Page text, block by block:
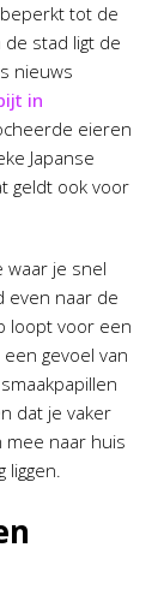
tot de
de stad ligt de
nieuws
in
eieren
Japanse
geldt ook voor
waar je snel
even naar de
loopt voor een
gevoel van
dat je vaker
naar huis
liggen.